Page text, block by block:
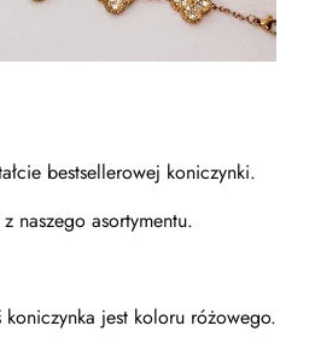
bestsellerowej koniczynki.
naszego asortymentu.
jest koloru różowego.